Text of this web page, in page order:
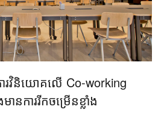
រវិនិយោគលើ Co-working
ការរីកចម្រើនខ្លាំង​